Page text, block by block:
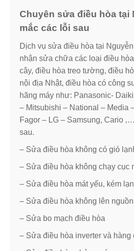
Chuyên sửa điều hòa tại
mắc các lỗi sau
Dịch vụ sửa điều hòa tại
nhận sửa chữa các loại điều
cây, điều hòa treo tường, điều
nội địa Nhật, điều hòa có công
hãng máy như: Panasonic-
– Mitsubishi – National – Media
Fagor – LG – Samsung, Cario
sau.
– Sửa điều hòa không có gió
– Sửa điều hòa không chạy cục
– Sửa điều hòa mát yếu, kém
– Sửa điều hòa không lên
– Sửa bo mạch điều hòa
– Sửa điều hòa inverter và hàng